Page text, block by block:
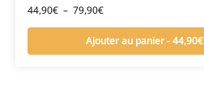
44,90€ – 79,90€
Ajouter au panier - 44,90€